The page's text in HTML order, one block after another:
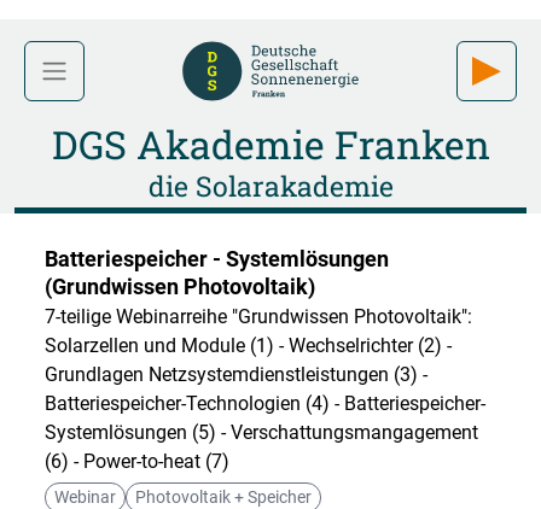
DGS Akademie Franken
die Solarakademie
Batteriespeicher - Systemlösungen
(Grundwissen Photovoltaik)
7-teilige Webinarreihe "Grundwissen Photovoltaik":
Solarzellen und Module (1) - Wechselrichter (2) -
Grundlagen Netzsystemdienstleistungen (3) -
Batteriespeicher-Technologien (4) - Batteriespeicher-
Systemlösungen (5) - Verschattungsmangagement
(6) - Power-to-heat (7)
Webinar
Photovoltaik + Speicher